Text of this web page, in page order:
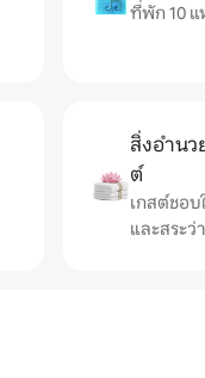
ที่พัก 10 แ
สิ่งอำน
ต์
เกสต์ชอบ
และสระว่